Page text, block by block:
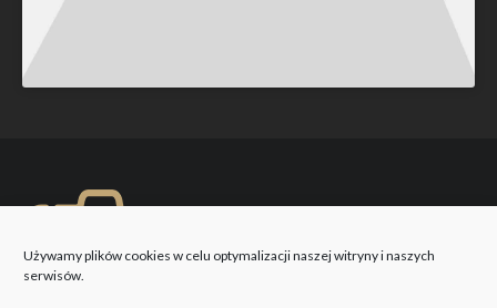
Używamy plików cookies w celu optymalizacji naszej witryny i naszych
serwisów.